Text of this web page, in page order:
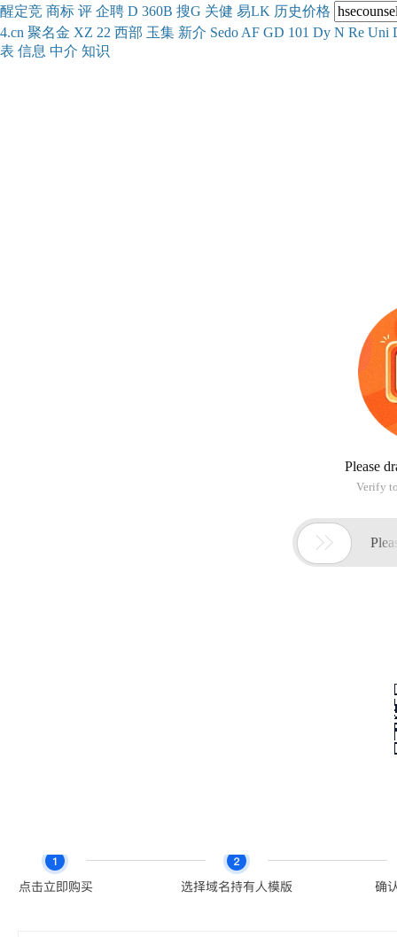
醒定竞 商标 评 企聘 D 360B 搜G 关健 易LK 历史价格
4.cn 聚名金 XZ 22 西部 玉集 新介 Sedo AF GD 101 Dy N Re Uni
表 信息 中介 知识